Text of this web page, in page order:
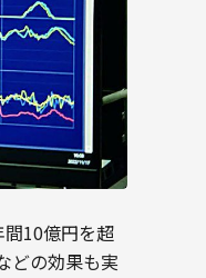
10億円を超
どの効果も実